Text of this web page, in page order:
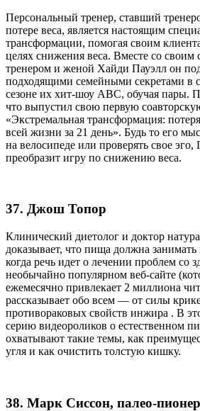
Персональный тренер, ставший
потере веса, является настоящим
трансформации, помогая своим
целях снижения веса. Вместе со своим
тренером и женой Хайди Пауэлл он
подходящими семейными секретами в
сезоне их хит-шоу ABC, обучая пары.
что выпустил свою первую
«Экстремальная трансформация:
всей жизни за 21 день». Будь то его
на велосипеде или проверять свое эго,
преобразит игру по снижению веса.
37. Джош Топор
Клинический диетолог и доктор
доказывает, что пища должна занимать
когда речь идет о лечении проблем со
необычайно популярном веб-сайте
ежемесячно привлекает 2 миллиона
рассказывает обо всем — от силы
противораковых свойств инжира . В
серию видеороликов о естественном
охватывают такие темы, как
угля и как очистить толстую кишку.
38. Марк Сиссон, палео-пионер